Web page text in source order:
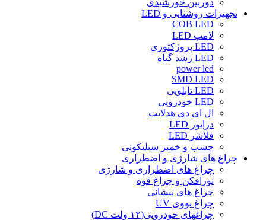
دوربین خورشیدی
تجهیزات روشنایی و LED
COB LED
لامپ LED
LED پروژکتوری
LED رشد گیاه
power led
SMD LED
LED تابلویی
LED خودرویی
ال ای دی هدلایت
درایور LED
فلاشر LED
چسب و خمیر سیلیکونی
چراغ های شارژی و اضطراری
چراغ های اضطراری و شارژی
نورافکن و چراغ قوه
چراغ های پیشانی
چراغ یووی UV
چراغهای خودرویی(۱۲ ولت DC)